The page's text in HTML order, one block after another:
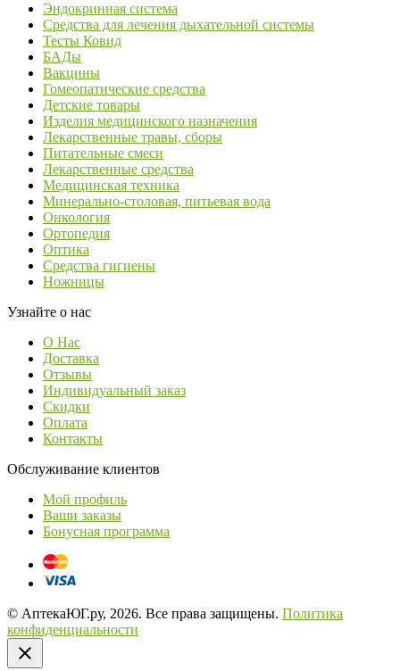
Эндокринная система
Средства для лечения дыхательной системы
Тесты Ковид
БАДы
Вакцины
Гомеопатические средства
Детские товары
Изделия медицинского назначения
Лекарственные травы, сборы
Питательные смеси
Лекарственные средства
Медицинская техника
Минерально-столовая, питьевая вода
Онкология
Ортопедия
Оптика
Средства гигиены
Ножницы
Узнайте о нас
О Нас
Доставка
Отзывы
Индивидуальный заказ
Скидки
Оплата
Контакты
Обслуживание клиентов
Мой профиль
Ваши заказы
Бонусная программа
© АптекаЮГ.ру, 2026. Все права защищены. Политика
конфиденциальности